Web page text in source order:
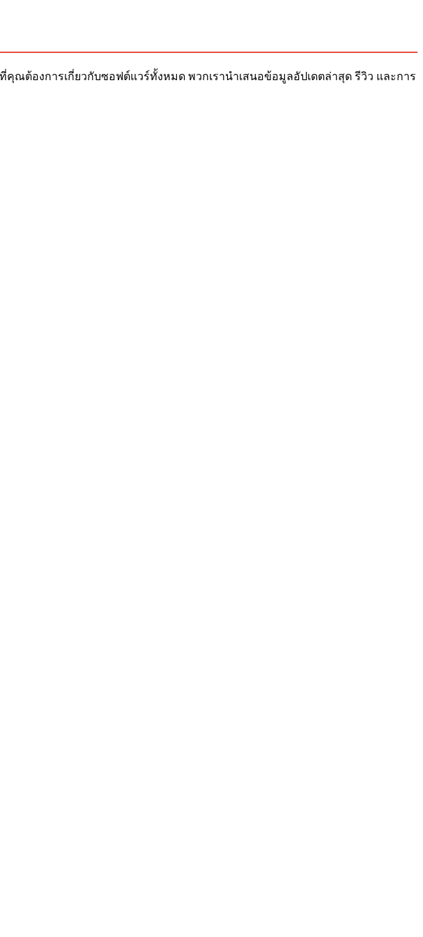
คุณต้องการเกี่ยวกับซอฟต์แวร์ทั้งหมด พวกเรานำเสนอข้อมูลอัปเดตล่าสุด รีวิว และการ